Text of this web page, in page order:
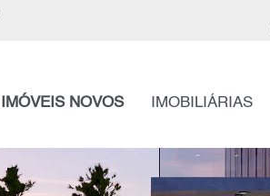
IMÓVEIS NOVOS IMOBILIÁRIAS